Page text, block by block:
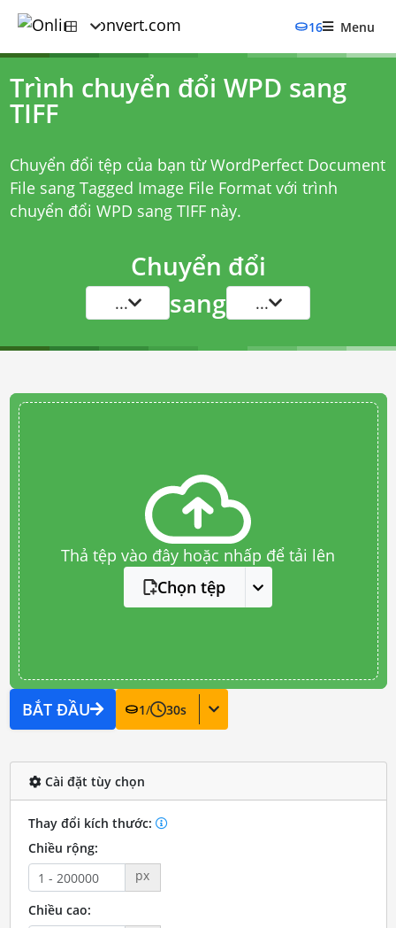
16 Menu
Trình chuyển đổi WPD sang
TIFF
Chuyển đổi tệp của bạn từ WordPerfect Document
File sang Tagged Image File Format với trình
chuyển đổi WPD sang TIFFnày.
Chuyển đổi
... sang ...
Thả tệp vào đây hoặc nhấp để tải lên
Chọn tệp
BẮT ĐẦU 1/ 30s
Cài đặt tùy chọn
Thay đổi kích thước:
Chiều rộng:
px
Chiều cao: